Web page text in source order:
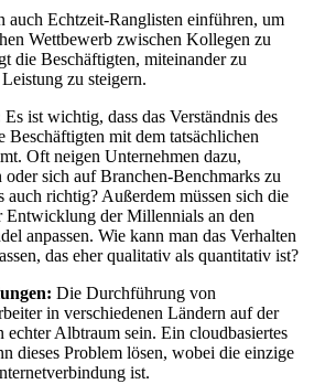
auch Echtzeit-Ranglisten einführen, um
Wettbewerb zwischen Kollegen zu
die Beschäftigten, miteinander zu
zu steigern.
Es ist wichtig, dass das Verständnis des
Beschäftigten mit dem tatsächlichen
Oft neigen Unternehmen dazu,
sich auf Branchen-Benchmarks zu
auch richtig? Außerdem müssen sich die
Entwicklung der Millennials an den
anpassen. Wie kann man das Verhalten
das eher qualitativ als quantitativ ist?
Die Durchführung von
in verschiedenen Ländern auf der
echter Albtraum sein. Ein cloudbasiertes
dieses Problem lösen, wobei die einzige
ist.